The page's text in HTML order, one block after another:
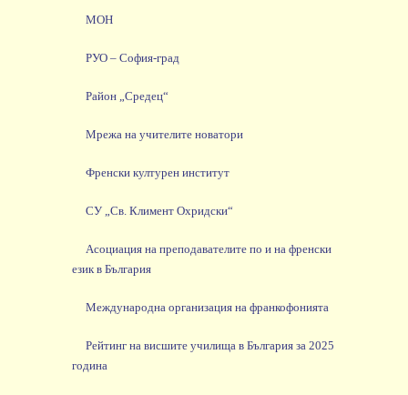
МОН
РУО – София-град
Район „Средец“
Мрежа на учителите новатори
Френски културен институт
СУ „Св. Климент Охридски“
Асоциация на преподавателите по и на френски
език в България
Международна организация на франкофонията
Рейтинг на висшите училища в България за 2025
година